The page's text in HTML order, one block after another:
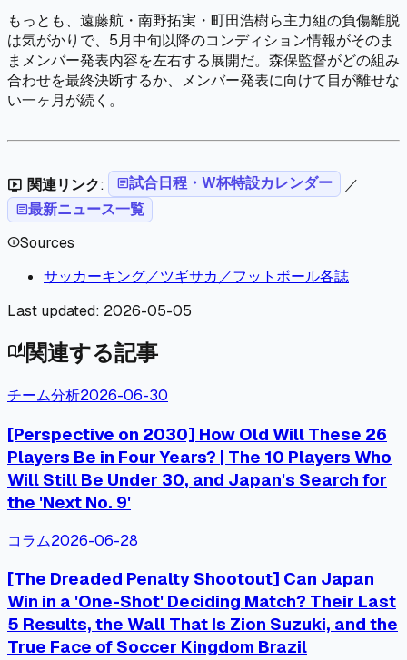
もっとも、遠藤航・南野拓実・町田浩樹ら主力組の負傷離脱
は気がかりで、5月中旬以降のコンディション情報がそのま
まメンバー発表内容を左右する展開だ。森保監督がどの組み
合わせを最終決断するか、メンバー発表に向けて目が離せな
い一ヶ月が続く。
live_tv 関連リンク: article試合日程・W杯特設カレンダー ／
article最新ニュース一覧
infoSources
サッカーキング／ツギサカ／フットボール各誌
Last updated: 2026-05-05
auto_stories関連する記事
チーム分析2026-06-30
[Perspective on 2030] How Old Will These 26
Players Be in Four Years? | The 10 Players Who
Will Still Be Under 30, and Japan's Search for
the 'Next No. 9'
コラム2026-06-28
[The Dreaded Penalty Shootout] Can Japan
Win in a 'One-Shot' Deciding Match? Their Last
5 Results, the Wall That Is Zion Suzuki, and the
True Face of Soccer Kingdom Brazil